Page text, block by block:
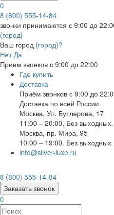
0
8 (800) 555-14-84
звонки принимаются с 9:00 до
(город)
Ваш город (город)?
Нет Да
Прием звонков с 9:00 до 22:00
Где купить
Доставка
Приём звонков с 9:00 до
Доставка по всей России
Москва, Ул. Бутлерова, 17
11:00 – 20:00, Без выходных.
Москва, пр. Мира, 95
10:00 – 19:00. Без выходных.
info@silver-luxe.ru
8 (800) 555-14-84
Заказать звонок
0